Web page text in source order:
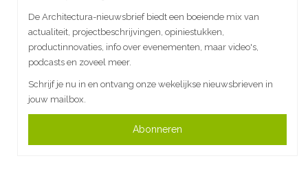
De Architectura-nieuwsbrief biedt een boeiende mix van
actualiteit, projectbeschrijvingen, opiniestukken,
productinnovaties, info over evenementen, maar video's,
podcasts en zoveel meer.
Schrijf je nu in en ontvang onze wekelijkse nieuwsbrieven in
jouw mailbox.
Abonneren